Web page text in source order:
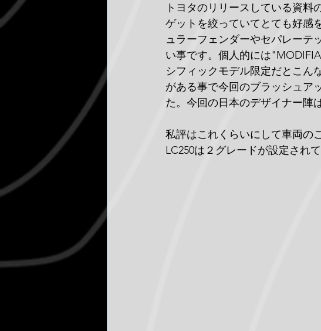
トヨタのリリースしている資料
ゲットを絞っていてとても好感
ュラーフェンダーやセパレーテ
い事です。個人的には
シフィックモデル限定だとこん
がある事で今回のブラッシュア
た。今回の日本のデザイナー陣
私評はこれくらいにして車両の
LC250は２グレードが設定され